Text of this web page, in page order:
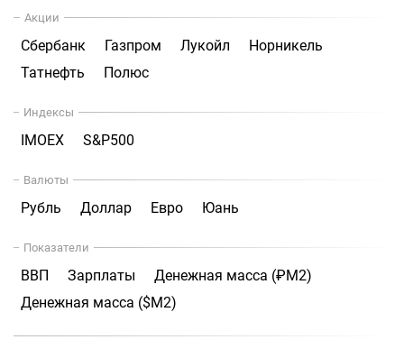
Акции
Сбербанк Газпром Лукойл
Норникель
Татнефть
Полюс
Индексы
IMOEX S&P500
Валюты
Рубль Доллар Евро Юань
Показатели
ВВП Зарплаты
Денежная масса (₽М2)
Денежная масса ($М2)